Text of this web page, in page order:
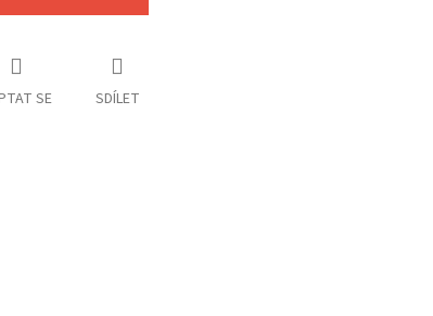
SE SDÍLET